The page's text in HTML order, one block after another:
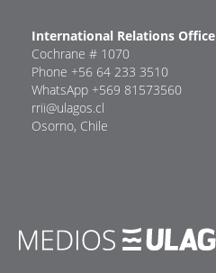
International Relations Office
Cochrane # 1070
Phone +56 64 233 3510
WhatsApp +569 81573560
rrii@ulagos.cl
Osorno, Chile